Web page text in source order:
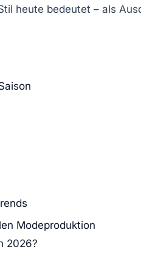
heute bedeutet – als
Modeproduktion
2026?